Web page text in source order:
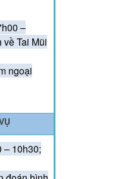
–
Tai Mũi
ngoại
– 10h30;